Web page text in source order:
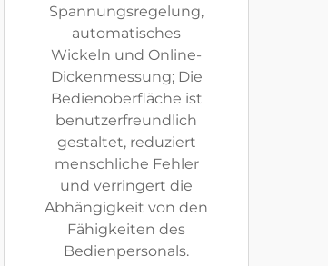
Spannungsregelung,
automatisches
Wickeln und Online-
Dickenmessung; Die
Bedienoberfläche ist
benutzerfreundlich
gestaltet, reduziert
menschliche Fehler
und verringert die
Abhängigkeit von den
Fähigkeiten des
Bedienpersonals.